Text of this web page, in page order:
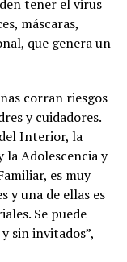
tener el virus
máscaras,
que genera un
corran riesgos
y cuidadores.
Interior, la
la Adolescencia y
es muy
y una de ellas es
Se puede
sin invitados”,